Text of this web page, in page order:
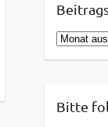
B
e
rBitte